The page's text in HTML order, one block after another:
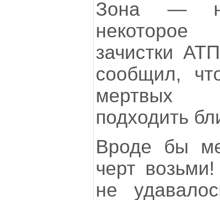
Зона —
зачистки
сообщил,
мертвых
подходить
Вроде бы
черт
не